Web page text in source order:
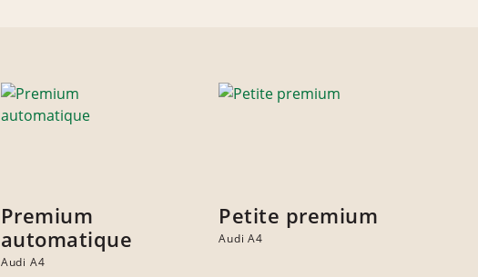
Premium
automatique
Audi A4
Petite premium
Audi A4